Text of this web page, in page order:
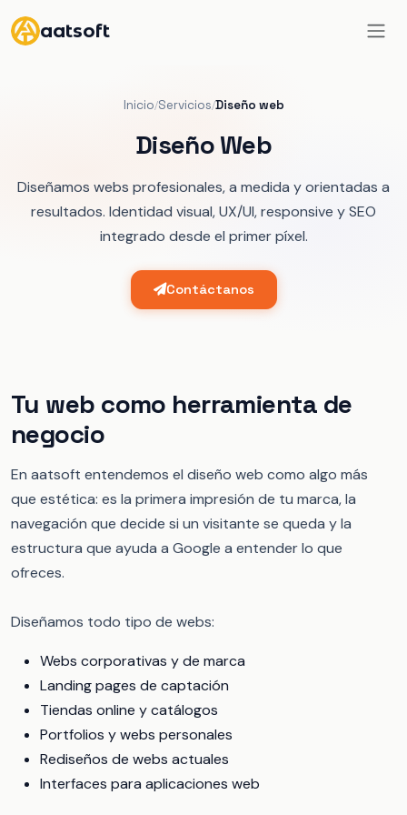
aatsoft
Inicio/Servicios/Diseño web
Diseño Web
Diseñamos webs profesionales, a medida y orientadas a
resultados. Identidad visual, UX/UI, responsive y SEO
integrado desde el primer píxel.
Contáctanos
Tu web como herramienta de
negocio
En aatsoft entendemos el diseño web como algo más
que estética: es la primera impresión de tu marca, la
navegación que decide si un visitante se queda y la
estructura que ayuda a Google a entender lo que
ofreces.
Diseñamos todo tipo de webs:
Webs corporativas y de marca
Landing pages de captación
Tiendas online y catálogos
Portfolios y webs personales
Rediseños de webs actuales
Interfaces para aplicaciones web